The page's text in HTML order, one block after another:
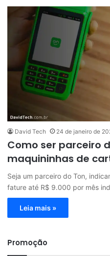
David Tech 24 de janeiro de
Como ser parceiro
maquininhas de
Seja um parceiro do Ton,
fature até R$ 9.000 por mês
Leia mais »
Promoção